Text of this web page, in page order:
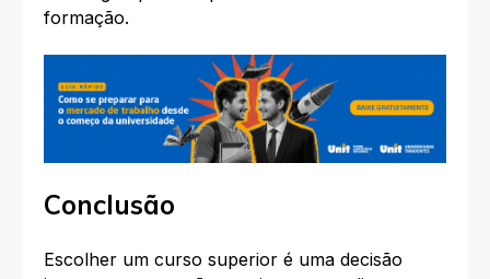
formação.
Conclusão
Escolher um curso superior é uma decisão